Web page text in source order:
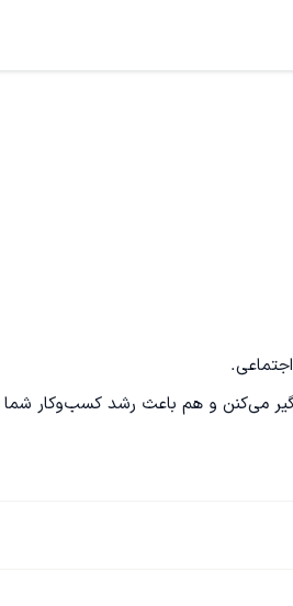
عاشق نوشتنم و با کمک هوش مصنوعی، متن‌هایی می‌سازم که هم جذاب هستن، هم مخاطب رو درگیر می‌کنن و هم باعث رشد کسب‌وکار شما